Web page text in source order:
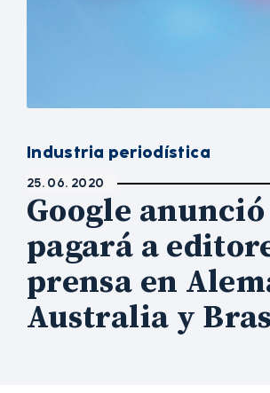
Industria periodística
25. 06. 2020
Google
pagará a
prensa en
Australia y